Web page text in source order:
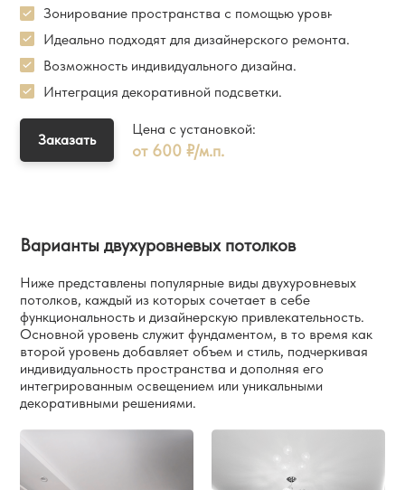
Зонирование пространства с помощью уровней.
Идеально подходят для дизайнерского ремонта.
Возможность индивидуального дизайна.
Интеграция декоративной подсветки.
Заказать
Цена с установкой:
от 600 ₽/м.п.
Варианты двухуровневых потолков
Ниже представлены популярные виды двухуровневых
потолков, каждый из которых сочетает в себе
функциональность и дизайнерскую привлекательность.
Основной уровень служит фундаментом, в то время как
второй уровень добавляет объем и стиль, подчеркивая
индивидуальность пространства и дополняя его
интегрированным освещением или уникальными
декоративными решениями.